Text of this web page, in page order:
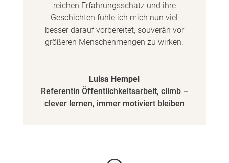
reichen Erfahrungsschatz und ihre
Geschichten fühle ich mich nun viel
besser darauf vorbereitet, souverän vor
größeren Menschenmengen zu wirken.
Luisa Hempel
Referentin Öffentlichkeitsarbeit, climb –
clever lernen, immer motiviert bleiben